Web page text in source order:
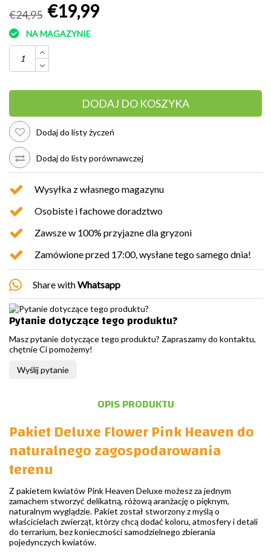
€24,95 €19,99
NA MAGAZYNIE
DODAJ DO KOSZYKA
Dodaj do listy życzeń
Dodaj do listy porównawczej
Wysyłka z własnego magazynu
Osobiste i fachowe doradztwo
Zawsze w 100% przyjazne dla gryzoni
Zamówione przed 17:00, wysłane tego samego dnia!
Share withWhatsapp
Pytanie dotyczące tego produktu?
Masz pytanie dotyczące tego produktu? Zapraszamy do kontaktu,
chętnie Ci pomożemy!
Wyślij pytanie
OPIS PRODUKTU
Pakiet Deluxe Flower Pink Heaven do
naturalnego zagospodarowania
terenu
Z pakietem kwiatów Pink Heaven Deluxe możesz za jednym
zamachem stworzyć delikatną, różową aranżację o pięknym,
naturalnym wyglądzie. Pakiet został stworzony z myślą o
właścicielach zwierząt, którzy chcą dodać koloru, atmosfery i detali
do terrarium, bez konieczności samodzielnego zbierania
pojedynczych kwiatów.